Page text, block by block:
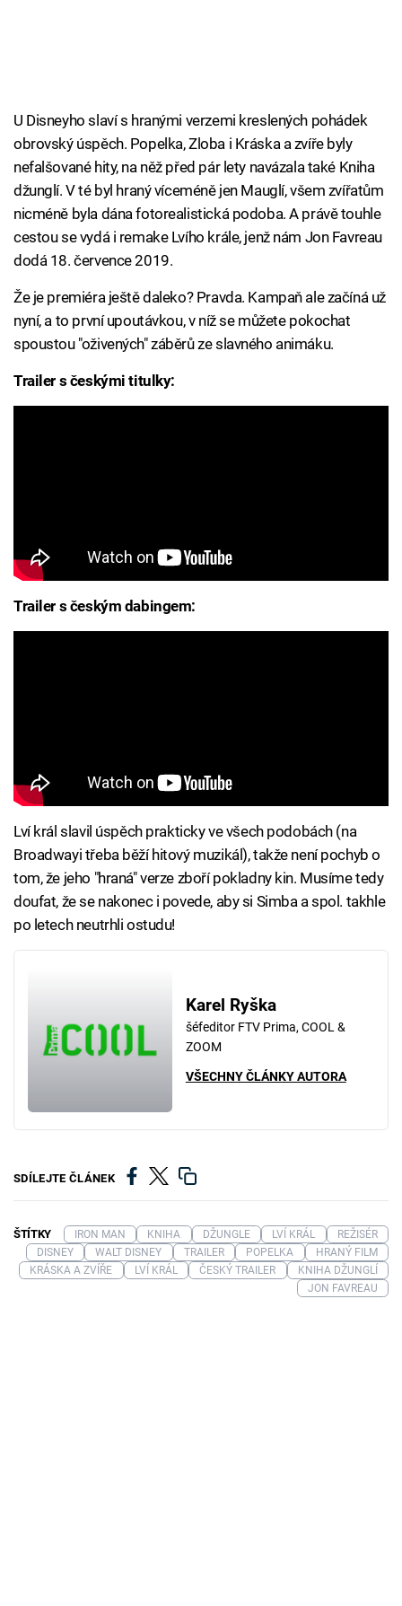
U Disneyho slaví s hranými verzemi kreslených pohádek
obrovský úspěch. Popelka, Zloba i Kráska a zvíře byly
nefalšované hity, na něž před pár lety navázala také Kniha
džunglí. V té byl hraný víceméně jen Mauglí, všem zvířatům
nicméně byla dána fotorealistická podoba. A právě touhle
cestou se vydá i remake Lvího krále, jenž nám Jon Favreau
dodá 18. července 2019.
Že je premiéra ještě daleko? Pravda. Kampaň ale začíná už
nyní, a to první upoutávkou, v níž se můžete pokochat
spoustou "oživených" záběrů ze slavného animáku.
Trailer s českými titulky:
Trailer s českým dabingem:
Lví král slavil úspěch prakticky ve všech podobách (na
Broadwayi třeba běží hitový muzikál), takže není pochyb o
tom, že jeho "hraná" verze zboří pokladny kin. Musíme tedy
doufat, že se nakonec i povede, aby si Simba a spol. takhle
po letech neutrhli ostudu!
Karel Ryška
šéfeditor FTV Prima, COOL &
ZOOM
VŠECHNY ČLÁNKY AUTORA
SDÍLEJTE ČLÁNEK
ŠTÍTKY IRON MAN KNIHA DŽUNGLE LVÍ KRÁL
REŽISÉR
DISNEY
WALT DISNEY TRAILER POPELKA
HRANÝ FILM
KRÁSKA A ZVÍŘE
LVÍ KRÁL ČESKÝ TRAILER
KNIHA DŽUNGLÍ
JON FAVREAU